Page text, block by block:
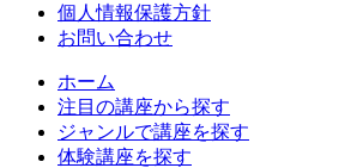
個人情報保護方針
お問い合わせ
ホーム
注目の講座から探す
ジャンルで講座を探す
体験講座を探す